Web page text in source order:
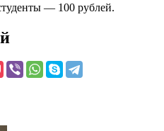
— 100 рублей.